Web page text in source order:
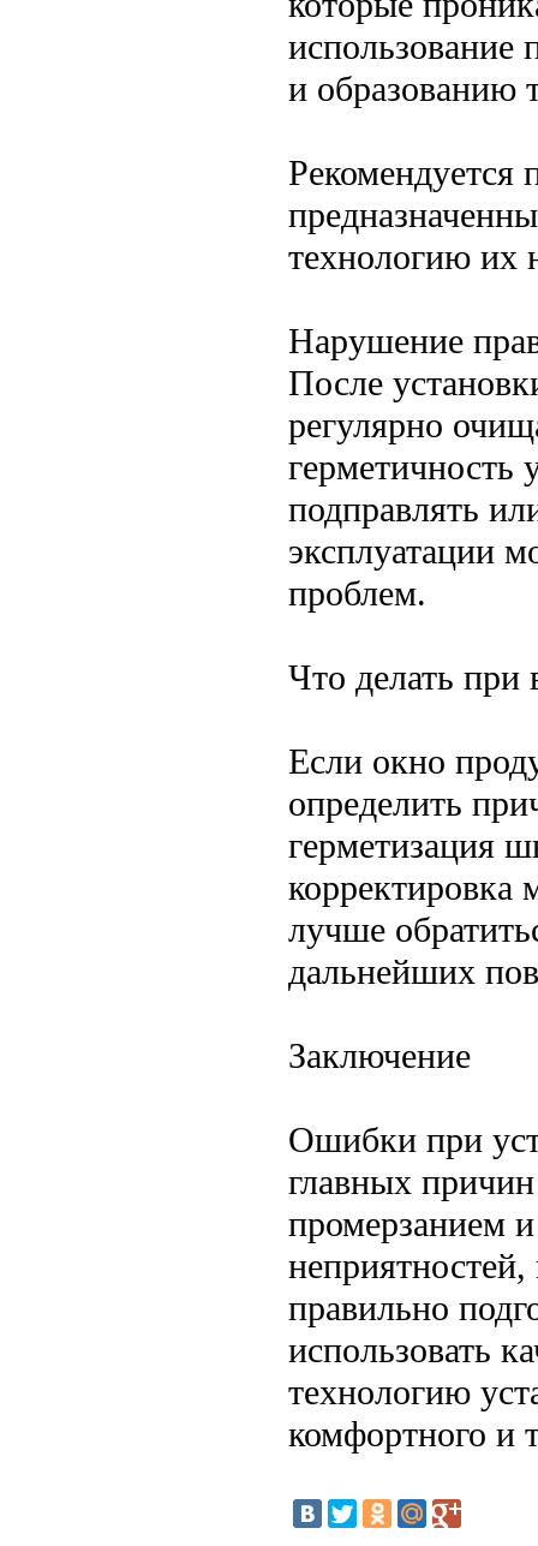
использование
и образованию
Рекомендуется
технологию их
Нарушение
После
регулярно
герметичность
подправлять
эксплуатации
проблем.
Что делать при
Если окно
определить
герметизация
корректировка
лучше
дальнейших
Заключение
Ошибки при
главных
промерзанием
правильно
использовать
технологию
комфортного и